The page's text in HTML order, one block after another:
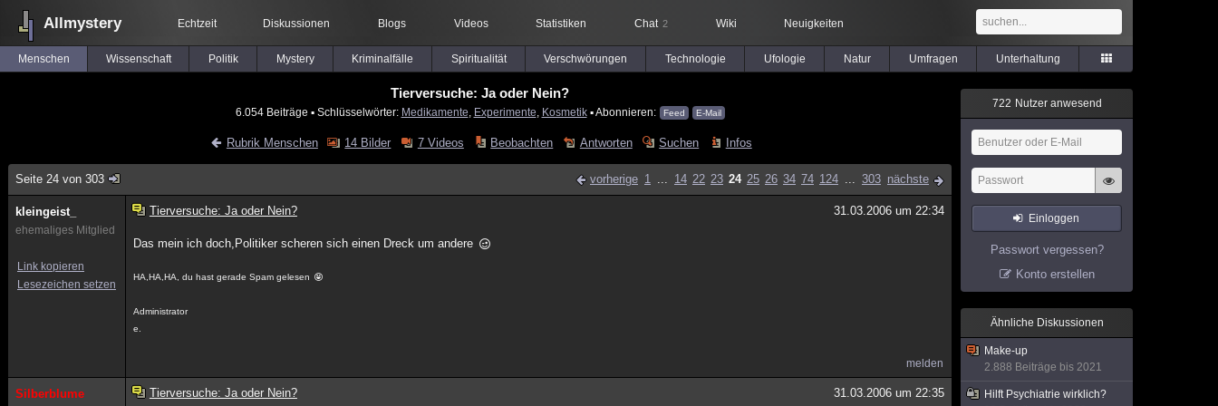
Allmystery Echtzeit Diskussionen Blogs Videos Statistiken Chat 2 Wiki Neuigkeiten
Menschen Wissenschaft Politik Mystery Kriminalfälle Spiritualität Verschwörungen Technologie Ufologie Natur Umfragen Unterhaltung
Tierversuche: Ja oder Nein?
6.054 Beiträge ▪ Schlüsselwörter: Medikamente Experimente Kosmetik▪ Abonnieren: Feed E-Mail
Rubrik Menschen 14 Bilder 7 Videos Beobachten Antworten Suchen Infos
Seite 24 von 303 vorherige 1 ... 14 22 23 24 25 26 34 74 124 ... 303 nächste
kleingeist_
ehemaliges Mitglied
Link kopieren
Lesezeichen setzen
Tierversuche: Ja oder Nein? 31.03.2006 um 22:34
Das mein ich doch,Politiker scheren sich einen Dreck um andere
HA,HA,HA, du hast gerade Spam gelesen
Administrator
e.
melden
Silberblume Tierversuche: Ja oder Nein? 31.03.2006 um 22:35
722 Nutzer anwesend
Einloggen
Passwort vergessen?
Konto erstellen
Ähnliche Diskussionen
Make-up
2.888 Beiträge bis 2021
Hilft Psychiatrie wirklich?